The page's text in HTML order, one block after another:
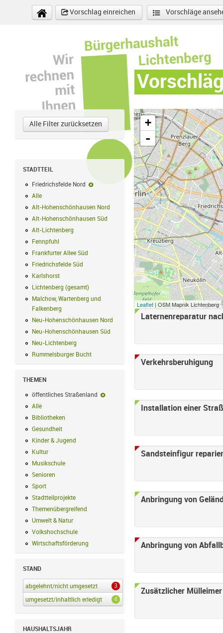
Direkt zum Inhalt
Vorschlag einreichen
Vorschläge
Alle Filter zurücksetzen
STADTTEIL
Friedrichsfelde Nord
Friedrichsfelde Nord-Filter entfernen
Alle
Alt-Hohenschönhausen Nord
Alt-Hohenschönhausen Nord Filter
Alt-Hohenschönhausen Süd
Alt-Hohenschönhausen Süd Filter
Alt-Lichtenberg Alt-Lichtenberg Filter anwenden
Fennpfuhl
Frankfurter Allee Süd
Frankfurter Allee Süd Filter anwenden
Friedrichsfelde Süd
Friedrichsfelde Süd Filter anwenden
Karlshorst
Lichtenberg (gesamt) Lichtenberg (gesamt) Filter anwenden
Malchow, Wartenberg und
Falkenberg Malchow, Wartenberg und Falkenberg Filter anwenden
Neu-Hohenschönhausen Nord
Neu-Hohenschönhausen Nord Filter
Neu-Hohenschönhausen Süd
Neu-Lichtenberg Neu-Lichtenberg Filter anwenden
Rummelsburger Bucht Rummelsburger Bucht Filter anwenden
THEMEN
öffentliches Straßenland
Alle
Bibliotheken
Gesundheit
Kinder & Jugend
Kultur
Musikschule
Senioren
Sport
Stadtteilprojekte Stadtteilprojekte Filter anwenden
Themenübergreifend
Umwelt & Natur
Volkshochschule
Wirtschaftsförderung Wirtschaftsförderung Filter anwenden
STAND
abgelehnt/nicht umgesetzt 3
abgelehnt/nicht umgesetzt Filter anwenden
umgesetzt/inhaltlich erledigt
4
umgesetzt/inhaltlich erledigt Filter anwenden
HAUSHALTSJAHR
+
-
Leaflet | OSM Mapnik Lichtenberg
Laternenreparatur
Verkehrsberuhigung
Installation einer
Sandsteinfigur
Anbringung von
Anbringung von
Zusätzlicher